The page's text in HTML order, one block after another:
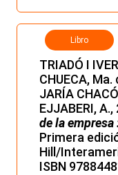
Libro
TRIADÓ I
CHUECA, Ma.
JARÍA
EJJABERI,
de la
Primera
Hill/
ISBN